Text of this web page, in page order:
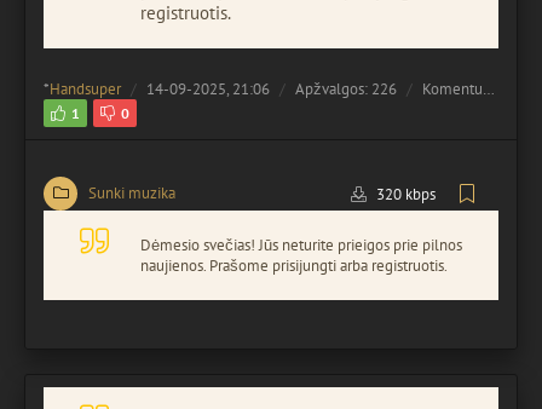
registruotis.
*Handsuper 14-09-2025, 21:06 Apžvalgos: 226 Komentuota:
1 0
Sunki muzika 320 kbps
Dėmesio svečias! Jūs neturite prieigos prie pilnos
naujienos. Prašome prisijungti arba registruotis.